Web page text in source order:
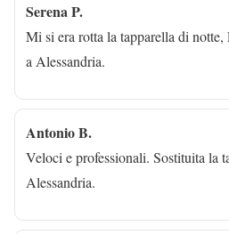
Serena P.
Mi si era rotta la tapparella di
a Alessandria.
Antonio B.
Veloci e professionali. Sostituita la
Alessandria.